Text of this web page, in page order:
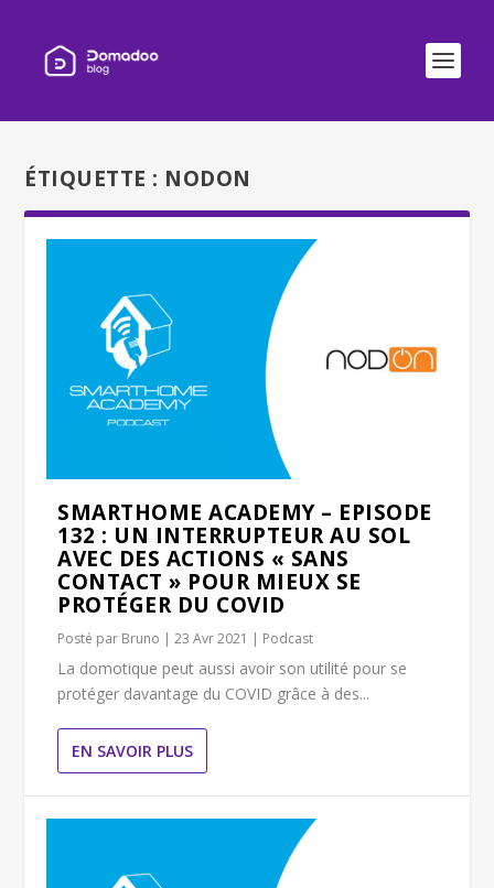
ÉTIQUETTE : NODON
SMARTHOME ACADEMY – EPISODE
132 : UN INTERRUPTEUR AU SOL
AVEC DES ACTIONS « SANS
CONTACT » POUR MIEUX SE
PROTÉGER DU COVID
Posté par Bruno |23 Avr 2021 | Podcast
La domotique peut aussi avoir son utilité pour se
protéger davantage du COVID grâce à des...
EN SAVOIR PLUS